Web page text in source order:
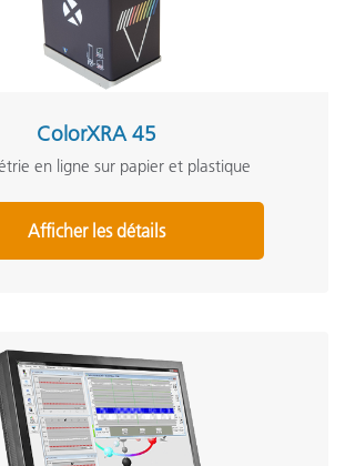
ColorXRA 45
en ligne sur papier et plastique
Afficher les détails